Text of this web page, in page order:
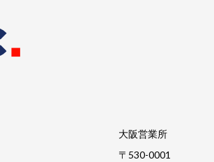
大阪営業所
〒530-0001